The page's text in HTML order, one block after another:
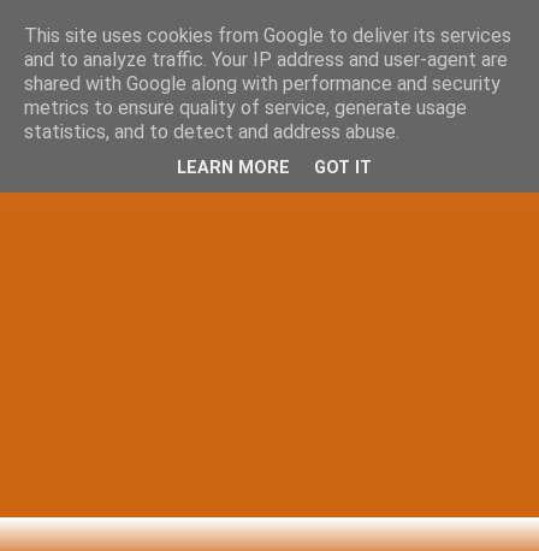
This site uses cookies from Google to deliver its services
and to analyze traffic. Your IP address and user-agent are
shared with Google along with performance and security
metrics to ensure quality of service, generate usage
statistics, and to detect and address abuse.
LEARN MORE GOT IT